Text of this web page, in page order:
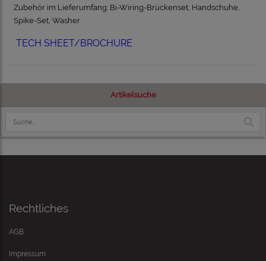
Zubehör im Lieferumfang: Bi-Wiring-Brückenset, Handschuhe,
Spike-Set, Washer
TECH SHEET/BROCHURE
Artikelsuche
Rechtliches
AGB
Impressum